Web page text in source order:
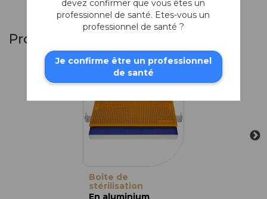
Produits similaires
Boîte de
stérilisation
En aluminium
devez confirmer que vous êtes un
professionnel de santé. Etes-vous un
professionnel de santé ?
Je confirme être un professionnel
de santé